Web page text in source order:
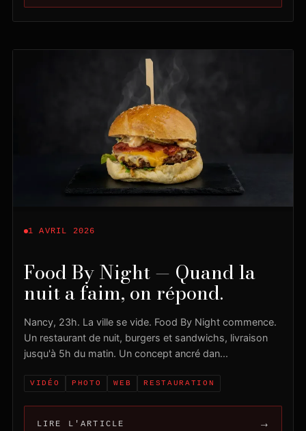
1 AVRIL 2026
Food By Night — Quand la
nuit a faim, on répond.
Nancy, 23h. La ville se vide. Food By Night commence.
Un restaurant de nuit, burgers et sandwichs, livraison
jusqu'à 5h du matin. Un concept ancré dan...
VIDÉO PHOTO WEB RESTAURATION
LIRE L'ARTICLE →